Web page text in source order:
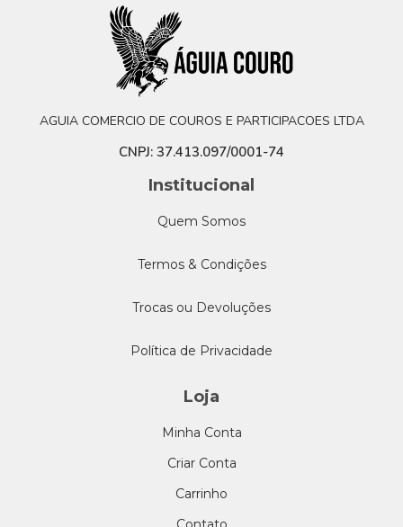
AGUIA COMERCIO DE COUROS E PARTICIPACOES LTDA
CNPJ: 37.413.097/0001-74
Institucional
Quem Somos
Termos & Condições
Trocas ou Devoluções
Política de Privacidade
Loja
Minha Conta
Criar Conta
Carrinho